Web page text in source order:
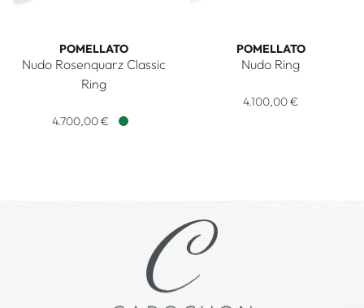
POMELLATO
Nudo Rosenquarz Classic
Ring
Pomellato Nudo Rosenquarz Classic Ring, Ref:
4.700,00 €
POMELLATO
Nudo Ring
4.100,00 €